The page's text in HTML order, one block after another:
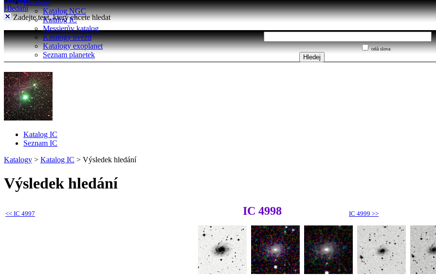
Katalogy
Katalog NGC
Katalog IC
Messierův katalog
Katalogy hvězd
Katalogy exoplanet
Seznam planetek
Hledání
Zadejte text, který chcete hledat
celá slova
Katalog IC
Seznam IC
Katalogy > Katalog IC > Výsledek hledání
Výsledek hledání
<< IC 4997 IC 4998 IC 4999 >>